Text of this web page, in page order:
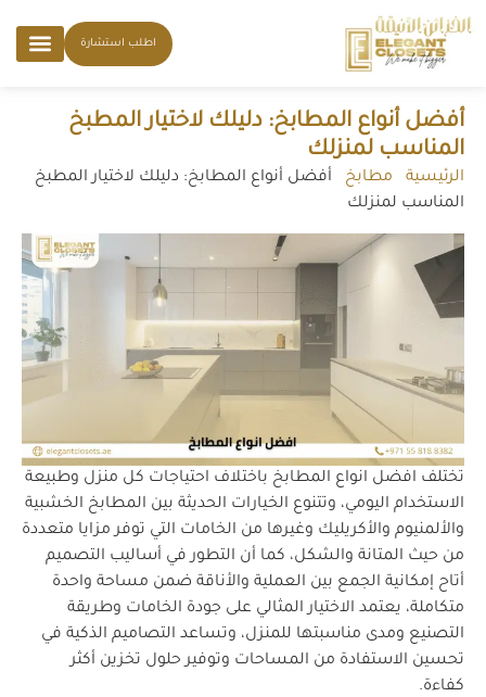
اطلب استشارة
أفضل أنواع المطابخ: دليلك لاختيار المطبخ
المناسب لمنزلك
الرئيسية مطابخ
أفضل أنواع المطابخ: دليلك لاختيار المطبخ
المناسب لمنزلك
تختلف افضل انواع المطابخ باختلاف احتياجات كل منزل وطبيعة
الاستخدام اليومي، وتتنوع الخيارات الحديثة بين المطابخ الخشبية
والألمنيوم والأكريليك وغيرها من الخامات التي توفر مزايا متعددة
من حيث المتانة والشكل، كما أن التطور في أساليب التصميم
أتاح إمكانية الجمع بين العملية والأناقة ضمن مساحة واحدة
متكاملة، يعتمد الاختيار المثالي على جودة الخامات وطريقة
التصنيع ومدى مناسبتها للمنزل، وتساعد التصاميم الذكية في
تحسين الاستفادة من المساحات وتوفير حلول تخزين أكثر
كفاءة.